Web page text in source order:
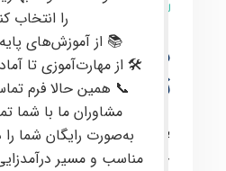
دوره ی مجازی
تخصصی گوشی
با توجه به رشد روزافزون
جامعه، نیاز به خدمات
را انتخاب
📚 از آموزش‌های
🛠 از مهارت‌آموزی تا
📞 همین حالا فرم
مشاوران ما با شما
به‌صورت رایگان شما را
مناسب و مسیر